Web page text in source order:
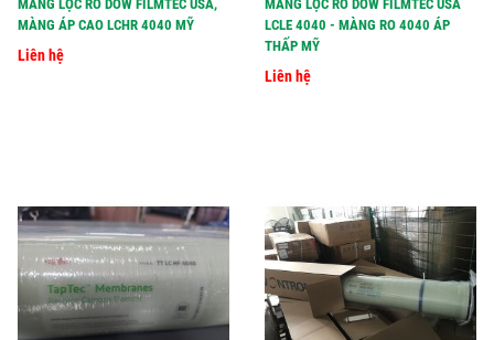
MÀNG LỌC RO DOW FILMTEC USA,
MÀNG ÁP CAO LCHR 4040 MỸ
Liên hệ
MÀNG LỌC RO DOW FILMTEC USA
LCLE 4040 - MÀNG RO 4040 ÁP
THẤP MỸ
Liên hệ